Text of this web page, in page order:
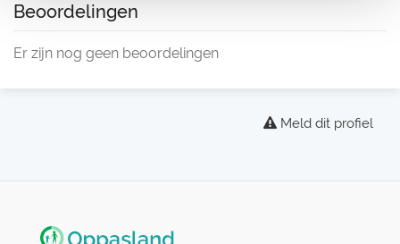
Beoordelingen
Er zijn nog geen beoordelingen
Meld dit profiel